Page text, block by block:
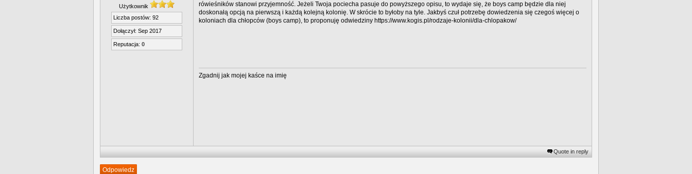
Użytkownik
Liczba postów: 92
Dołączył: Sep 2017
Reputacja: 0
rówieśników stanowi przyjemność. Jeżeli Twoja pociecha pasuje do powyższego opisu, to wydaje się, że boys camp będzie dla niej
doskonałą opcją na pierwszą i każdą kolejną kolonię. W skrócie to byłoby na tyle. Jakbyś czuł potrzebę dowiedzenia się czegoś więcej o
koloniach dla chłopców (boys camp), to proponuję odwiedziny https://www.kogis.pl/rodzaje-kolonii/dla-chlopakow/
Zgadnij jak mojej kaśce na imię
Quote in reply
Odpowiedz